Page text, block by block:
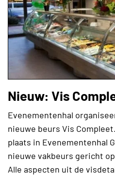
Nieuw: Vis
Evenementenhal
nieuwe beurs Vis
plaats in Evenementenhal
nieuwe vakbeurs gericht
Alle aspecten uit de